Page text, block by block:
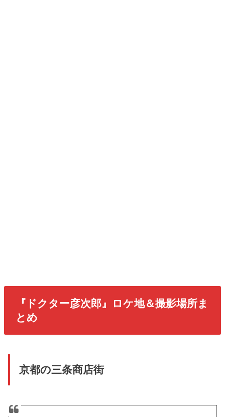
『ドクター彦次郎』ロケ地＆撮影場所ま
とめ
京都の三条商店街